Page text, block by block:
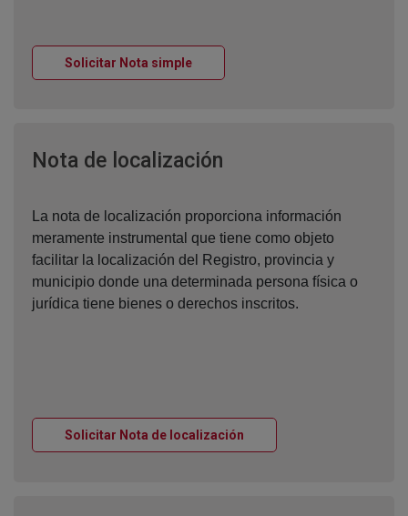
Solicitar Nota simpleVentana nueva
Nota de localización
La nota de localización proporciona información
meramente instrumental que tiene como objeto
facilitar la localización del Registro, provincia y
municipio donde una determinada persona física o
jurídica tiene bienes o derechos inscritos.
Solicitar Nota de localización